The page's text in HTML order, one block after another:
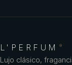
L'PERFUM ®
Lujo clásico,